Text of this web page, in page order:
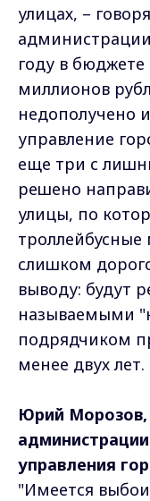
улицах, –
году в
миллионов
недополучено
управление
еще три с
решено
улицы, по
слишком
выводу: будут
называемыми
подрядчиком
менее двух лет.
Юрий Морозов,
управления
"Имеется